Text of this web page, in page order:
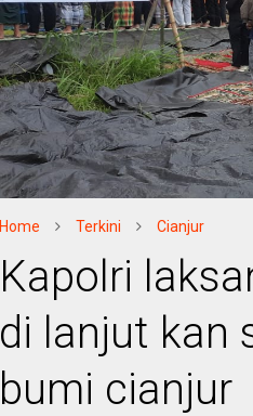
Home Terkini Cianjur
Kapolri
di lanjut kan
bumi cianjur